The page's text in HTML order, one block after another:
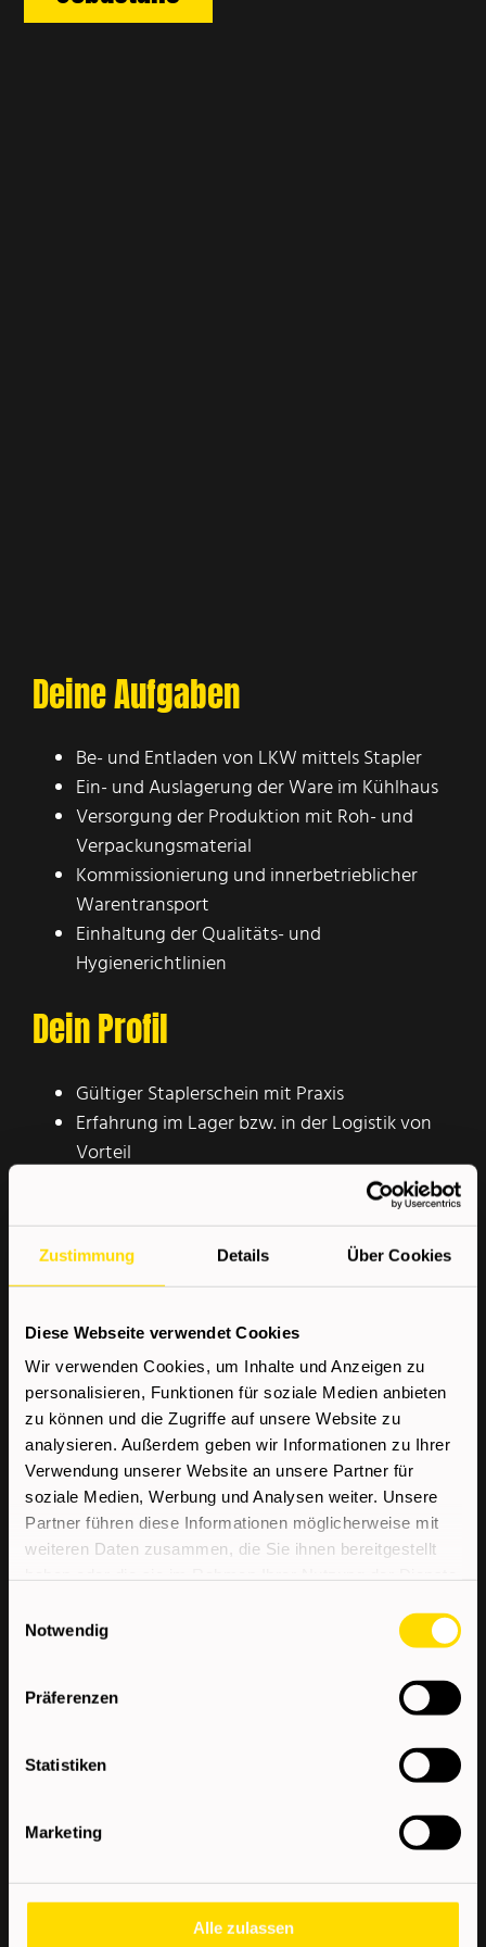
Zustimmung Details Über Cookies
Diese Webseite verwendet Cookies
Wir verwenden Cookies, um Inhalte und Anzeigen zu
personalisieren, Funktionen für soziale Medien anbieten
zu können und die Zugriffe auf unsere Website zu
analysieren. Außerdem geben wir Informationen zu Ihrer
Verwendung unserer Website an unsere Partner für
soziale Medien, Werbung und Analysen weiter. Unsere
Partner führen diese Informationen möglicherweise mit
weiteren Daten zusammen, die Sie ihnen bereitgestellt
Notwendig
Präferenzen
Statistiken
Marketing
Alle zulassen
Deine Aufgaben
Be- und Entladen von LKW mittels Stapler
Ein- und Auslagerung der Ware im Kühlhaus
Versorgung der Produktion mit Roh- und
Verpackungsmaterial
Kommissionierung und innerbetrieblicher
Warentransport
Einhaltung der Qualitäts- und
Hygienerichtlinien
Dein Profil
Gültiger Staplerschein mit Praxis
Erfahrung im Lager bzw. in der Logistik von
Vorteil
Bereitschaft zur Arbeit im 3-Schichtbetrieb
Selbstständige und zuverlässige Arbeitsweise
Gute Deutschkenntnisse zur Verständigung
im Betrieb
Wir bieten
Sehr gute Aus- und
Weiterbildungsmöglichkeiten
Top-Verdienstmöglichkeiten durch
individualisierte Job-Angebote
Dauerstellen in renommierten Unternehmen
Verdienst
ab € 16,50 brutto/Std. zzgl. Schichtzulage und SEG
Überzahlung je nach Qualifikation und Erfahrung
möglich.